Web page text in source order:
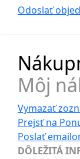
Odoslať
Môj
Vymazať
Prejsť na
Poslať
DÔLEŽITÁ